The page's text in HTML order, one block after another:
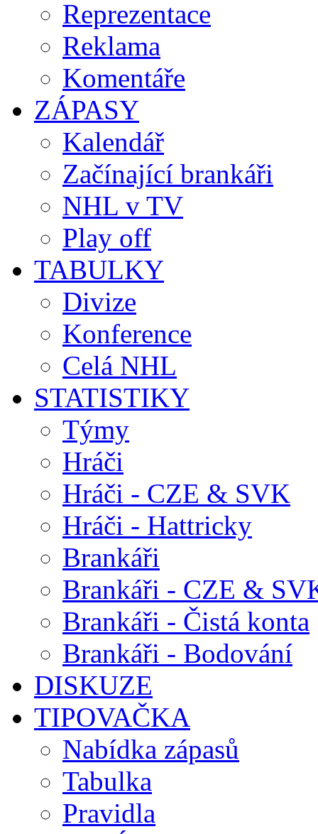
Reprezentace
Reklama
Komentáře
ZÁPASY
Kalendář
Začínající brankáři
NHL v TV
Play off
TABULKY
Divize
Konference
Celá NHL
STATISTIKY
Týmy
Hráči
Hráči - CZE & SVK
Hráči - Hattricky
Brankáři
Brankáři - CZE &
Brankáři - Čistá konta
Brankáři - Bodování
DISKUZE
TIPOVAČKA
Nabídka zápasů
Tabulka
Pravidla